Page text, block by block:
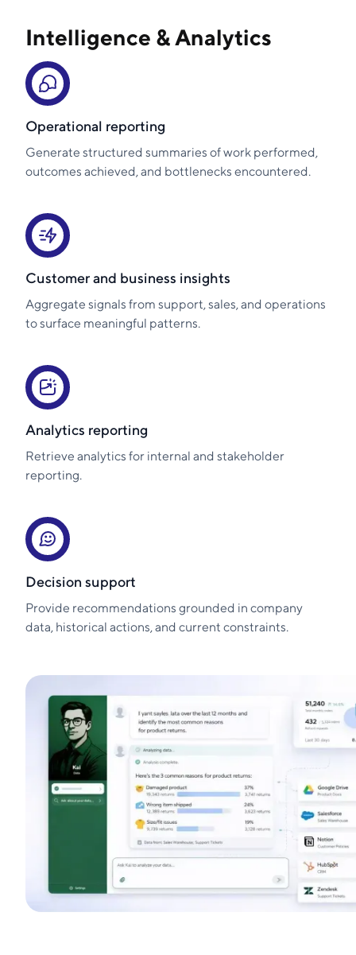
Intelligence & Analytics
Operational reporting
Generate structured summaries of work performed,
outcomes achieved, and bottlenecks encountered.
Customer and business insights
Aggregate signals from support, sales, and operations
to surface meaningful patterns.
Analytics reporting
Retrieve analytics for internal and stakeholder
reporting.
Decision support
Provide recommendations grounded in company
data, historical actions, and current constraints.